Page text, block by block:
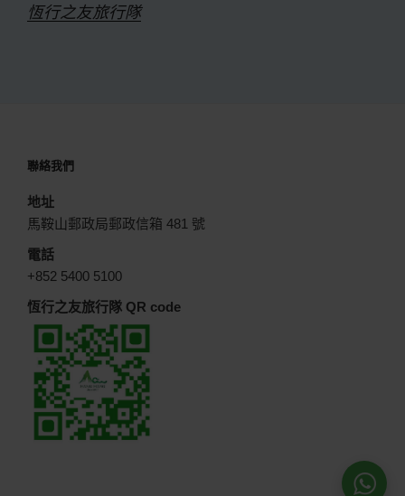
恆行之友旅行隊
聯絡我們
地址
馬鞍山郵政局郵政信箱 481 號
電話
+852 5400 5100
恆行之友旅行隊 QR code